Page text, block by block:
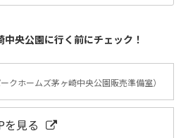
央公園に行く前にチェック！
ークホームズ茅ヶ崎中央公園販売準備室）
を見る